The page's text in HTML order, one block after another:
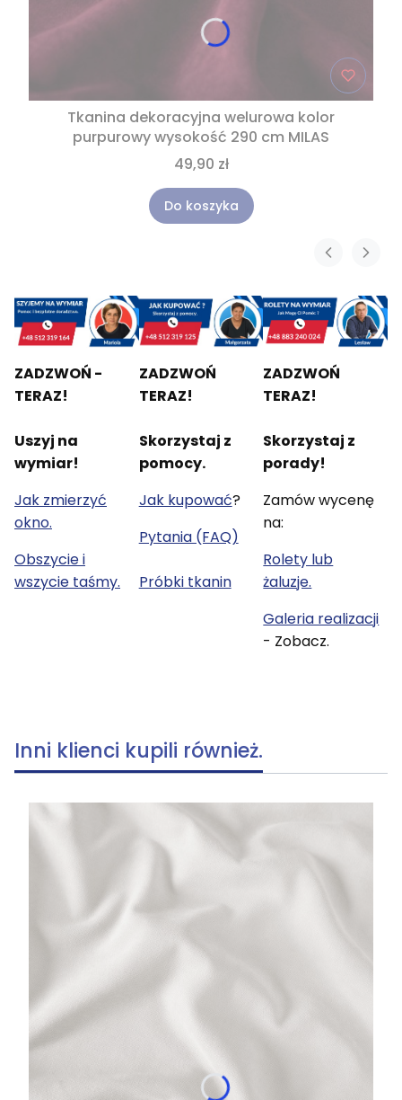
Tkanina dekoracyjna welurowa kolor
purpurowy wysokość 290 cm MILAS
49,90 zł
Do koszyka
ZADZWOŃ -
TERAZ!
Uszyj na
wymiar!
Jak zmierzyć
okno.
Obszycie i
wszycie taśmy.
ZADZWOŃ
TERAZ!
Skorzystaj z
pomocy.
Jak kupować?
Pytania (FAQ)
Próbki tkanin
ZADZWOŃ
TERAZ!
Skorzystaj z
porady!
Zamów wycenę
na:
Rolety lub
żaluzje.
Galeria realizacji
- Zobacz.
Inni klienci kupili również.